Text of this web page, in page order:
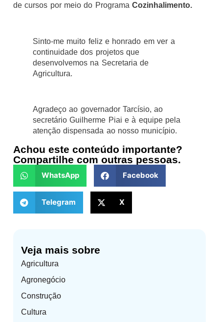
Veja mais sobre
Agricultura
Agronegócio
Construção
Cultura
de cursos por meio do ProgramaCozinhalimento.
Sinto-me muito feliz e honrado em ver a
continuidade dos projetos que
desenvolvemos na Secretaria de
Agricultura.
Agradeço ao governador Tarcísio, ao
secretário Guilherme Piai e à equipe pela
atenção dispensada ao nosso município.
Achou este conteúdo importante?
Compartilhe com outras pessoas.
WhatsApp Facebook
Telegram X